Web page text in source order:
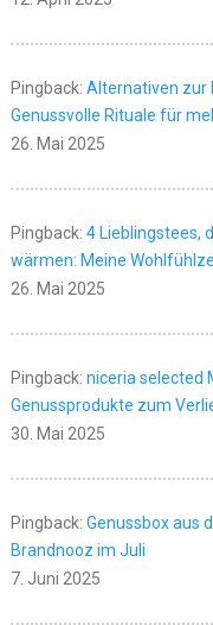
Pingback: Alternativen zur
Genussvolle Rituale für
26. Mai 2025
Pingback: 4 Lieblingstees,
wärmen: Meine
26. Mai 2025
Pingback: niceria selected
Genussprodukte zum
30. Mai 2025
Pingback: Genussbox aus
Brandnooz im Juli
7. Juni 2025